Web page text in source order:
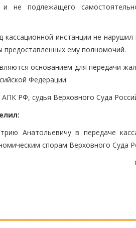
и не подлежащего
инстанции не
предоставленных ему полномочий.
основанием для передачи
Федерации.
РФ, судья Верховного Суда
Анатольевичу в передаче
спорам Верховного Суда